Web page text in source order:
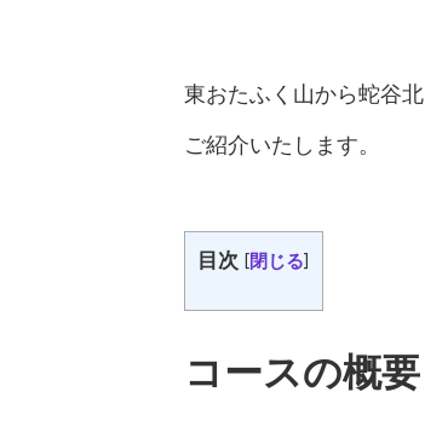
東おたふく山から蛇谷
ご紹介いたします。
目次 [閉じる]
コースの概要